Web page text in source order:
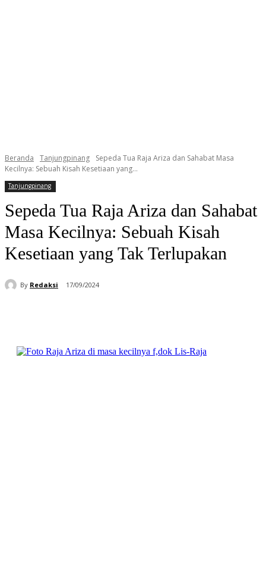
Beranda Tanjungpinang
Sepeda Tua Raja Ariza dan Sahabat Masa
Kecilnya: Sebuah Kisah Kesetiaan yang...
Tanjungpinang
Sepeda Tua Raja Ariza dan Sahabat
Masa Kecilnya: Sebuah Kisah
Kesetiaan yang Tak Terlupakan
By Redaksi 17/09/2024